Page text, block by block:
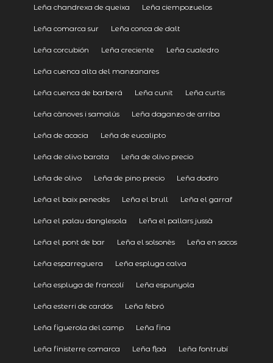
Leña chandrexa de queixa Leña ciempozuelos
Leña comarca sur Leña conca de dalt
Leña corcubión Leña creciente Leña cualedro
Leña cuenca alta del manzanares
Leña cuenca de barberá Leña cunit Leña curtis
Leña cànoves i samalús Leña daganzo de arriba
Leña de acacia Leña de eucalipto
Leña de olivo barata Leña de olivo precio
Leña de olivo Leña de pino precio Leña dodro
Leña el baix penedès Leña el brull Leña el garraf
Leña el palau danglesola Leña el pallars jussà
Leña el pont de bar Leña el solsonès Leña en sacos
Leña esparreguera Leña espluga calva
Leña espluga de francolí Leña espunyola
Leña esterri de cardós Leña febró
Leña figuerola del camp Leña fina
Leña finisterre comarca Leña flaà Leña fontrubí